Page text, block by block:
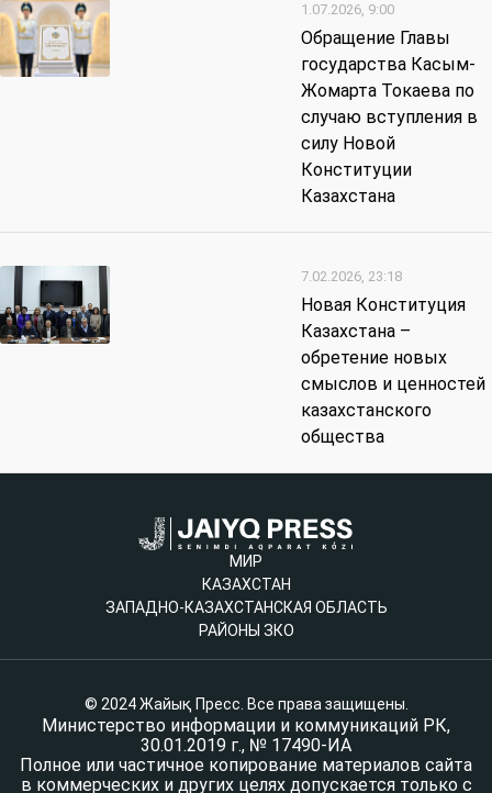
1.07.2026, 9:00
Обращение Главы
государства Касым-
Жомарта Токаева по
случаю вступления в
силу Новой
Конституции
Казахстана
7.02.2026, 23:18
Новая Конституция
Казахстана –
обретение новых
смыслов и ценностей
казахстанского
общества
МИР
КАЗАХСТАН
ЗАПАДНО-КАЗАХСТАНСКАЯ ОБЛАСТЬ
РАЙОНЫ ЗКО
© 2024 Жайық Пресс. Все права защищены.
Министерство информации и коммуникаций РК,
30.01.2019 г., № 17490-ИА
Полное или частичное копирование материалов сайта
в коммерческих и других целях допускается только с